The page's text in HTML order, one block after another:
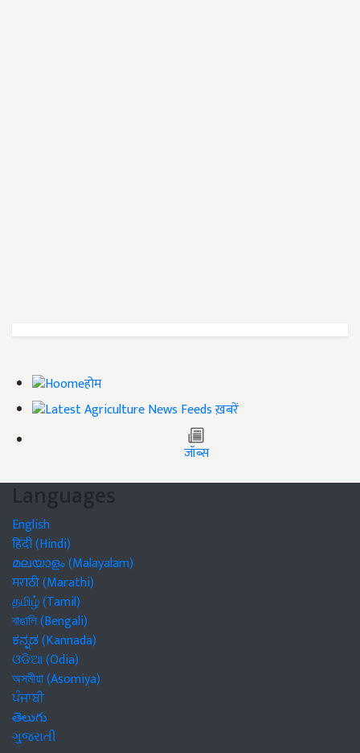
होम
ख़बरें
जॉब्स
Languages
English
हिंदी (Hindi)
മലയാളം (Malayalam)
मराठी (Marathi)
தமிழ் (Tamil)
বাঙালি (Bengali)
ಕನ್ನಡ (Kannada)
ଓଡିଆ (Odia)
অসমীয়া (Asomiya)
ਪੰਜਾਬੀ
తెలుగు
ગુજરાતી